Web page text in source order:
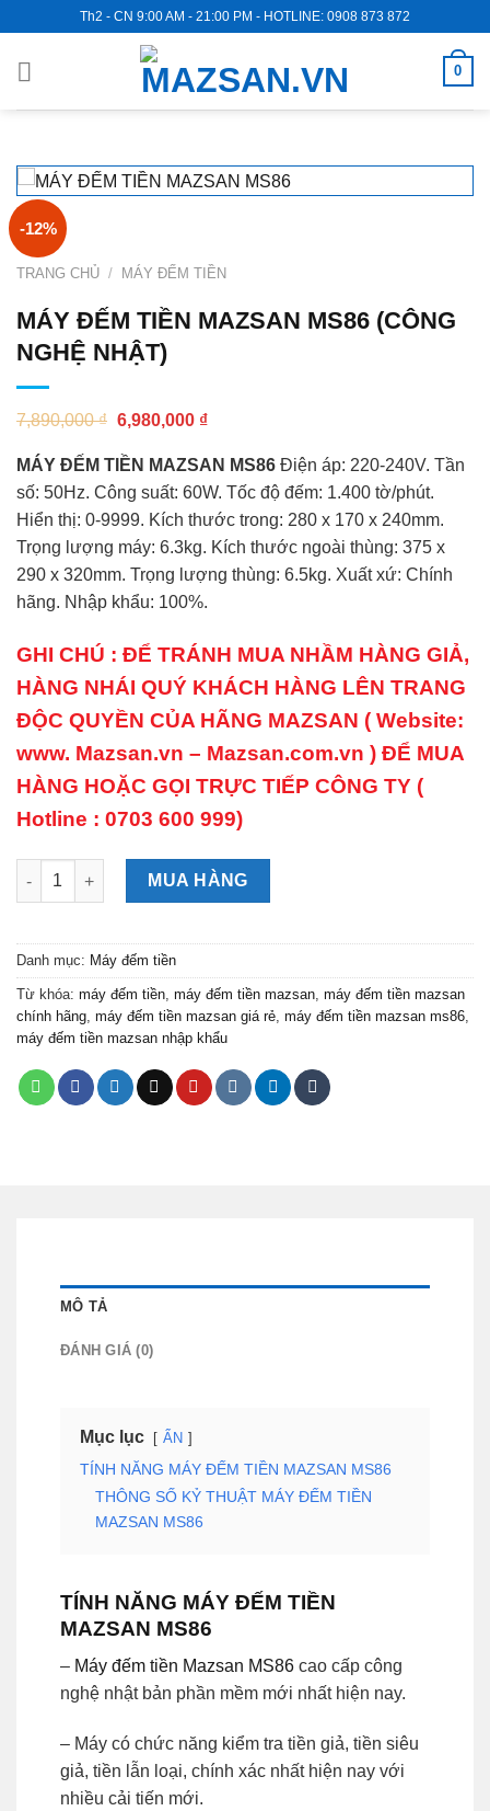
content
Th2 - CN 9:00 AM - 21:00 PM - HOTLINE: 0908 873 872
0
-12%
TRANG CHỦ / MÁY ĐẾM TIỀN
MÁY ĐẾM TIỀN MAZSAN MS86 (CÔNG
NGHỆ NHẬT)
7,890,000₫ 6,980,000 ₫
MÁY ĐẾM TIỀN MAZSAN MS86 Điện áp: 220-240V. Tần
số: 50Hz. Công suất: 60W. Tốc độ đếm: 1.400 tờ/phút.
Hiển thị: 0-9999. Kích thước trong: 280 x 170 x 240mm.
Trọng lượng máy: 6.3kg. Kích thước ngoài thùng: 375 x
290 x 320mm. Trọng lượng thùng: 6.5kg. Xuất xứ: Chính
hãng. Nhập khẩu: 100%.
GHI CHÚ : ĐỂ TRÁNH MUA NHẦM HÀNG GIẢ,
HÀNG NHÁI QUÝ KHÁCH HÀNG LÊN TRANG
ĐỘC QUYỀN CỦA HÃNG MAZSAN ( Website:
www. Mazsan.vn – Mazsan.com.vn ) ĐỂ MUA
HÀNG HOẶC GỌI TRỰC TIẾP CÔNG TY (
Hotline : 0703 600 999)
MÁY ĐẾM TIỀN MAZSAN MS86 (CÔNG NGHỆ NHẬT) số lượng
MUA HÀNG
Danh mục: Máy đếm tiền
Từ khóa: máy đếm tiền máy đếm tiền mazsan máy đếm tiền mazsan
chính hãng máy đếm tiền mazsan giá rẻ máy đếm tiền mazsan ms86
máy đếm tiền mazsan nhập khẩu
MÔ TẢ
ĐÁNH GIÁ (0)
Mục lục ẨN
TÍNH NĂNG MÁY ĐẾM TIỀN MAZSAN MS86
THÔNG SỐ KỶ THUẬT MÁY ĐẾM TIỀN
MAZSAN MS86
TÍNH NĂNG MÁY ĐẾM TIỀN
MAZSAN MS86
– Máy đếm tiền Mazsan MS86 cao cấp công
nghệ nhật bản phần mềm mới nhất hiện nay.
– Máy có chức năng kiểm tra tiền giả, tiền siêu
giả, tiền lẫn loại, chính xác nhất hiện nay với
nhiều cải tiến mới.